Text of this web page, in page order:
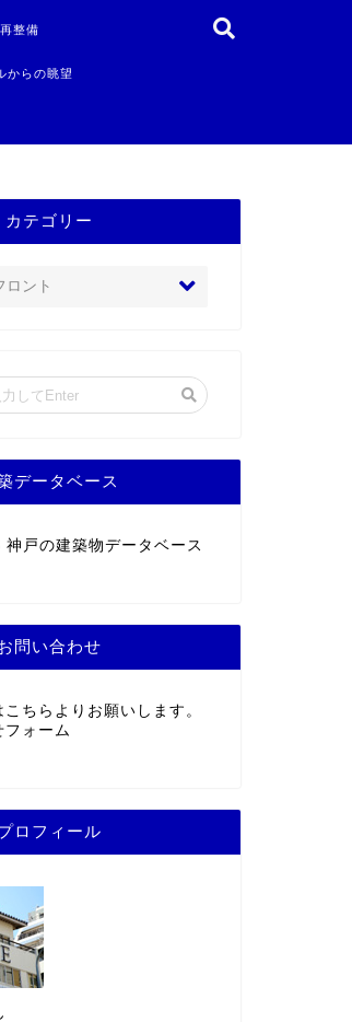
整備
からの眺望
カテゴリー
データベース
戸の建築物データベース
問い合わせ
ちらよりお願いします。
フォーム
ロフィール